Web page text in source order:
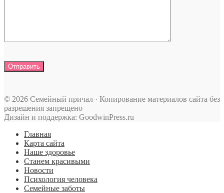
© 2026 Семейный причал · Копирование материалов сайта без
разрешения запрещено
Дизайн и поддержка: GoodwinPress.ru
Главная
Карта сайта
Наше здоровье
Станем красивыми
Новости
Психология человека
Семейные заботы